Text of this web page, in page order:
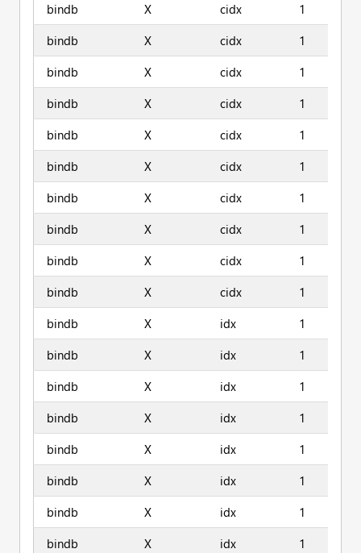
bindb
X cidx
1
bindb
X cidx
1
bindb
X cidx
1
bindb
X cidx
1
bindb
X cidx
1
bindb
X cidx
1
bindb
X cidx
1
bindb
X cidx
1
bindb
X cidx
1
bindb
X cidx
1
bindb
X idx
1
bindb
X idx
1
bindb
X idx
1
bindb
X idx
1
bindb
X idx
1
bindb
X idx
1
bindb
X idx
1
bindb
X idx
1